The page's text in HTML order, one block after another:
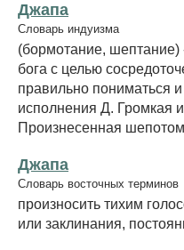
Джапа
Словарь индуизма
(бормотание,
бога с целью
правильно пониматься
исполнения Д. Громкая
Произнесенная шепотом
Джапа
Словарь восточных терминов
произносить тихим
или заклинания,